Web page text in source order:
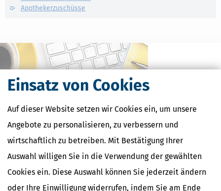
Einsatz von Cookies
Auf dieser Website setzen wir Cookies ein, um unsere
Angebote zu personalisieren, zu verbessern und
wirtschaftlich zu betreiben. Mit Bestätigung Ihrer
Auswahl willigen Sie in die Verwendung der gewählten
Cookies ein. Diese Auswahl können Sie jederzeit ändern
oder Ihre Einwilligung widerrufen, indem Sie am Ende
Apothekerzuschüsse
Kostenlose Steuertipps & News
Absenden